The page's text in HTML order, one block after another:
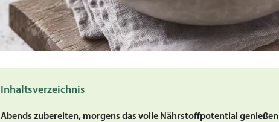
Inhaltsverzeichnis
Abends zubereiten, morgens das volle Nährstoffpotential genießen